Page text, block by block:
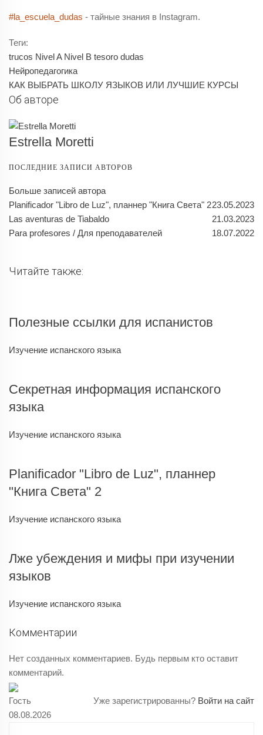
#la_escuela_dudas - тайные знания в Instagram.
Теги:
trucos Nivel A Nivel B tesoro dudas
Нейропедагогика
КАК ВЫБРАТЬ ШКОЛУ ЯЗЫКОВ ИЛИ ЛУЧШИЕ КУРСЫ
Об авторе
Estrella Moretti
ПОСЛЕДНИЕ ЗАПИСИ АВТОРОВ
Больше записей автора
23.05.2023
Planificador "Libro de Luz", планнер "Книга Света" 2
21.03.2023
Las aventuras de Tiabaldo
18.07.2022
Para profesores / Для преподавателей
Читайте также:
Полезные ссылки для испанистов
Изучение испанского языка
Секретная информация испанского
языка
Изучение испанского языка
Planificador "Libro de Luz", планнер
"Книга Света" 2
Изучение испанского языка
Лже убеждения и мифы при изучении
языков
Изучение испанского языка
Комментарии
Нет созданных комментариев. Будь первым кто оставит
комментарий.
Уже зарегистрированны? Войти на сайт
Гость
08.08.2026